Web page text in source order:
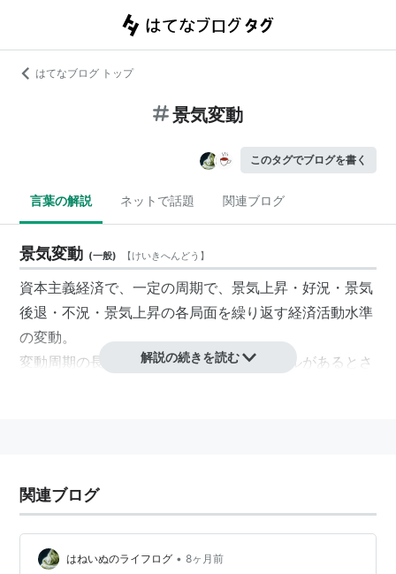
はてなブログ トップ
景気変動
このタグでブログを書く
言葉の解説 ネットで話題 関連ブログ
景気変動 (一般) 【けいきへんどう 】
資本主義経済で、一定の周期で、景気上昇・好況・景気
後退・不況・景気上昇の各局面を繰り返す経済活動水準
の変動。
変動周期の長さにより、いくつかのサイクルがあるとさ
1990年代アメリカで、IT技術の進歩による在庫管理高度
化などにより従来の景気サイクルは消滅したとする、い
わゆるニューエコノミー論が唱えられたが、結局景気変
動は存続した。投資にしろ消費にしろ経済活動には将来
解説の続きを読む
関連ブログ
はねいぬのライフログ • 8ヶ月前